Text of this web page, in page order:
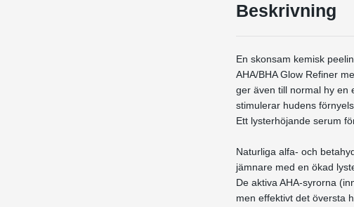
Beskrivning
En skonsam kemisk
AHA/BHA Glow Refiner
ger även till normal hy en
stimulerar hudens
Ett lysterhöjande serum
Naturliga alfa- och
jämnare med en ökad
De aktiva AHA-syrorna
men effektivt det översta